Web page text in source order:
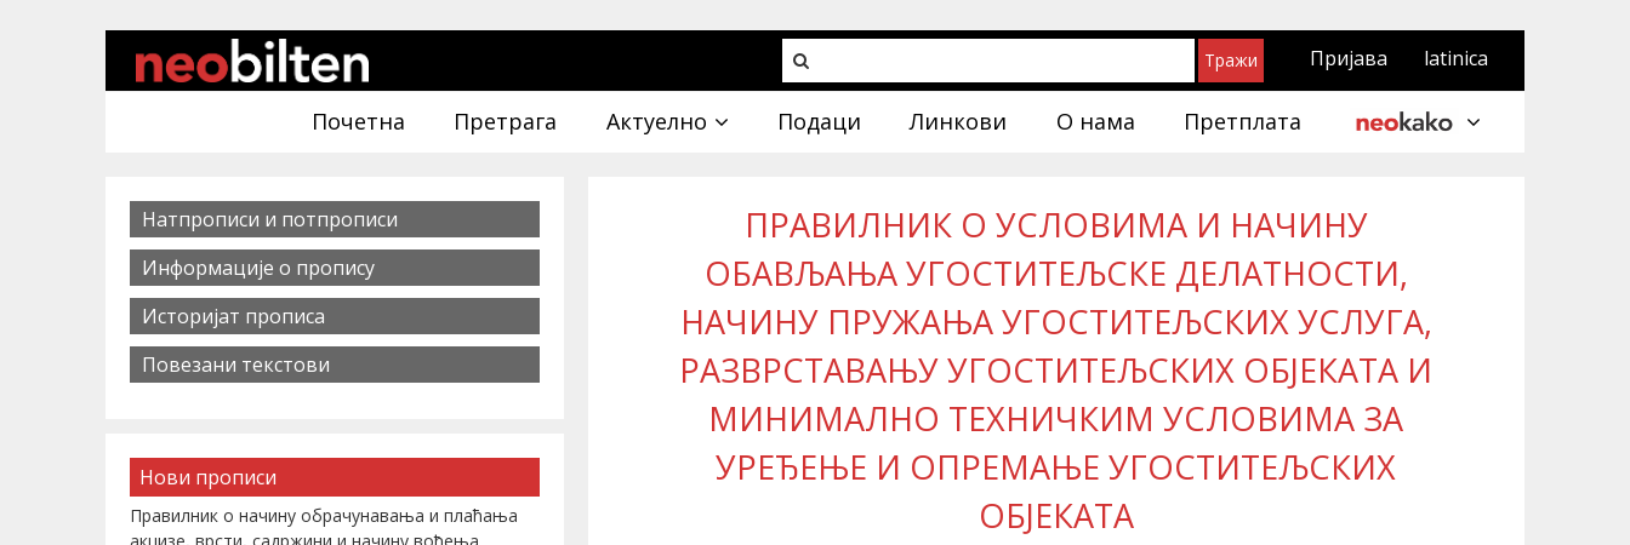
Пријава latinica
Почетна Претрага Актуелно Подаци Линкови О нама Претплата
ПРАВИЛНИК О УСЛОВИМА И НАЧИНУ
ОБАВЉАЊА УГОСТИТЕЉСКЕ ДЕЛАТНОСТИ,
НАЧИНУ ПРУЖАЊА УГОСТИТЕЉСКИХ УСЛУГА,
РАЗВРСТАВАЊУ УГОСТИТЕЉСКИХ ОБЈЕКАТА И
МИНИМАЛНО ТЕХНИЧКИМ УСЛОВИМА ЗА
УРЕЂЕЊЕ И ОПРЕМАЊЕ УГОСТИТЕЉСКИХ
ОБЈЕКАТА
Натпрописи и потпрописи
Информације о пропису
Историјат прописа
Повезани текстови
Нови прописи
Правилник о начину обрачунавања и плаћања